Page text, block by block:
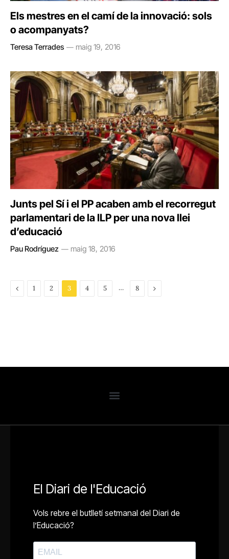
Els mestres en el camí de la innovació: sols
o acompanyats?
Teresa Terrades maig 19, 2016
Junts pel Sí i el PP acaben amb el recorregut
parlamentari de la ILP per una nova llei
d’educació
Pau Rodríguez maig 18, 2016
Previous
1 2 3 4 5 … 8 Next